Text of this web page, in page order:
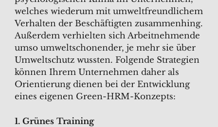
welches wiederum mit umweltfreundlichem
Verhalten der Beschäftigten zusammenhing.
Außerdem verhielten sich Arbeitnehmende
umso umweltschonender, je mehr sie über
Umweltschutz wussten. Folgende Strategien
können Ihrem Unternehmen daher als
Orientierung dienen bei der Entwicklung
eines eigenen Green-HRM-Konzepts:
1. Grünes Training